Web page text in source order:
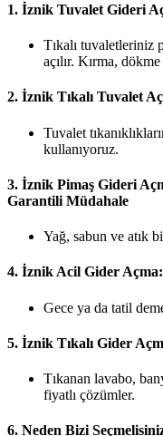
1. İznik Tuvalet Gideri
Tıkalı tuvaletleriniz
açılır. Kırma,
2. İznik Tıkalı Tuvalet
Tuvalet
kullanıyoruz.
3. İznik Pimaş Gideri
Garantili Müdahale
Yağ, sabun ve atık
4. İznik Acil Gider
Gece ya da tatil
5. İznik Tıkalı Gider
Tıkanan lavabo,
fiyatlı çözümler.
6. Neden Bizi